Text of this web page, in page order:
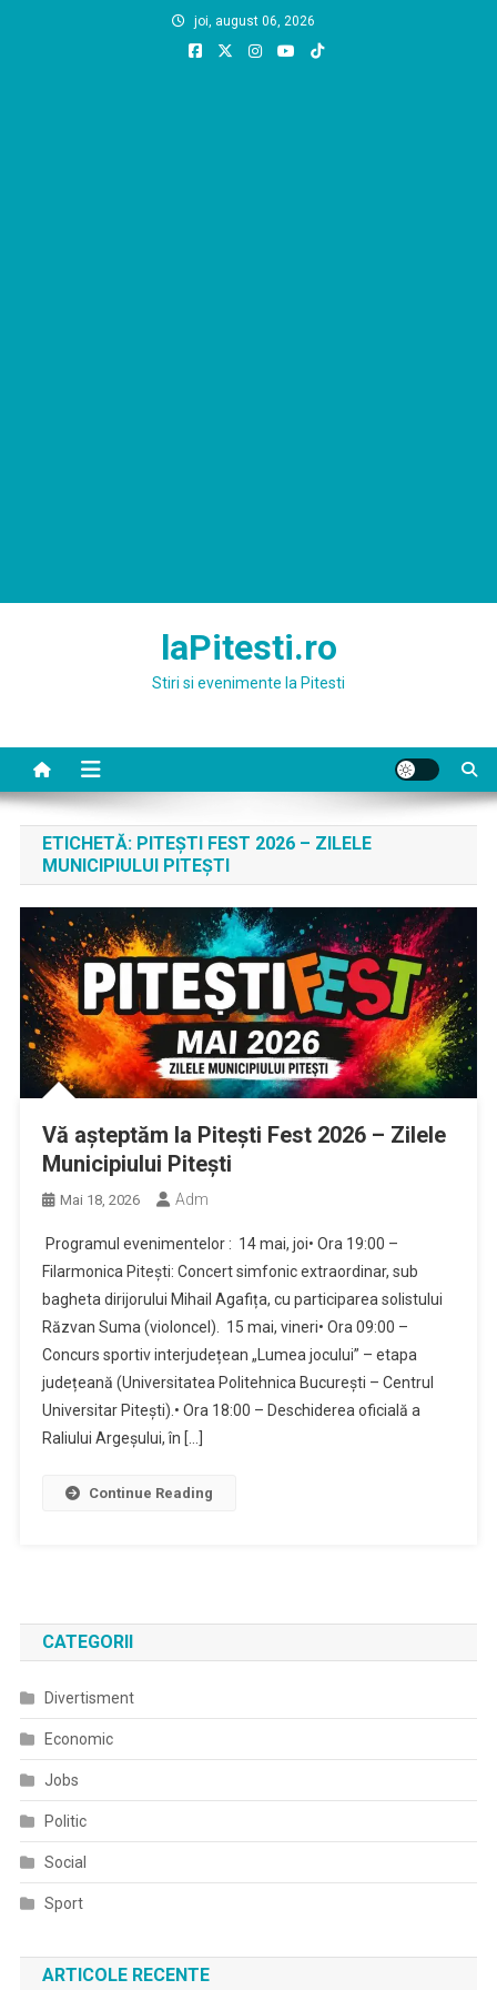
joi, august 06, 2026
laPitesti.ro
Stiri si evenimente la Pitesti
ETICHETĂ: PITEȘTI FEST 2026 – ZILELE
MUNICIPIULUI PITEȘTI
Vă așteptăm la Pitești Fest 2026 – Zilele
Municipiului Pitești
Mai 18, 2026 Adm
Programul evenimentelor : 14 mai, joi• Ora 19:00 –
Filarmonica Pitești: Concert simfonic extraordinar, sub
bagheta dirijorului Mihail Agafița, cu participarea solistului
Răzvan Suma (violoncel). 15 mai, vineri• Ora 09:00 –
Concurs sportiv interjudețean „Lumea jocului” – etapa
județeană (Universitatea Politehnica București – Centrul
Universitar Pitești).• Ora 18:00 – Deschiderea oficială a
Raliului Argeșului, în […]
Continue Reading
CATEGORII
Divertisment
Economic
Jobs
Politic
Social
Sport
ARTICOLE RECENTE